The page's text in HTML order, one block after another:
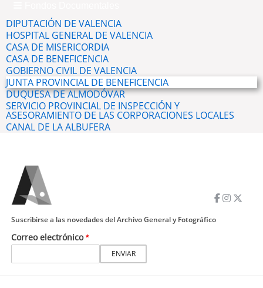
DIPUTACIÓN DE VALENCIA
HOSPITAL GENERAL DE VALENCIA
CASA DE MISERICORDIA
CASA DE BENEFICENCIA
GOBIERNO CIVIL DE VALENCIA
JUNTA PROVINCIAL DE BENEFICENCIA
DUQUESA DE ALMODÓVAR
SERVICIO PROVINCIAL DE INSPECCIÓN Y
ASESORAMIENTO DE LAS CORPORACIONES LOCALES
CANAL DE LA ALBUFERA
Correo electrónico
Suscribirse a las novedades del Archivo General y Fotográfico